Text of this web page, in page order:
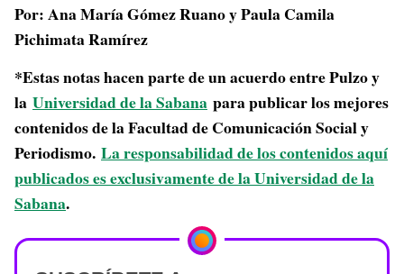
Por: Ana María Gómez Ruano y Paula Camila
Pichimata Ramírez
*Estas notas hacen parte de un acuerdo entre Pulzo y
la Universidad de la Sabana para publicar los mejores
contenidos de la Facultad de Comunicación Social y
Periodismo. La responsabilidad de los contenidos aquí
publicados es exclusivamente de la Universidad de la
Sabana.